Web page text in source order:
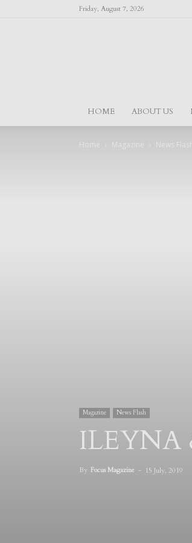
Friday, August 7, 2026
HOME ABOUT US
Home Magazine News Flash
Magazine News Flash
ILEYNA
By Focus Magazine - 15 July, 2019